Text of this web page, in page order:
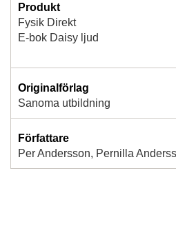
Produkt
Fysik Direkt
E-bok Daisy ljud
Originalförlag
Sanoma utbildning
Författare
Per Andersson, Pernilla